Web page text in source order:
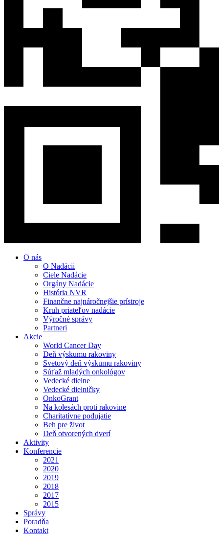
O nás
O Nadácii
Ciele Nadácie
Orgány Nadácie
História NVR
Finančne najnáročnejšie prístroje
Kruh priateľov nadácie
Výročné správy
Partneri
Akcie
World Cancer Day
Deň výskumu rakoviny
Svetový deň výskumu rakoviny
Súťaž mladých onkológov
Vedecké dielne
Vedecké dielničky
OnkoGrant
Na kolesách proti rakovine
Charitatívne podujatie
Beh pre život
Deň otvorených dverí
Aktivity
Konferencie
2021
2020
2019
2018
2017
2015
Správy
Poradňa
Kontakt